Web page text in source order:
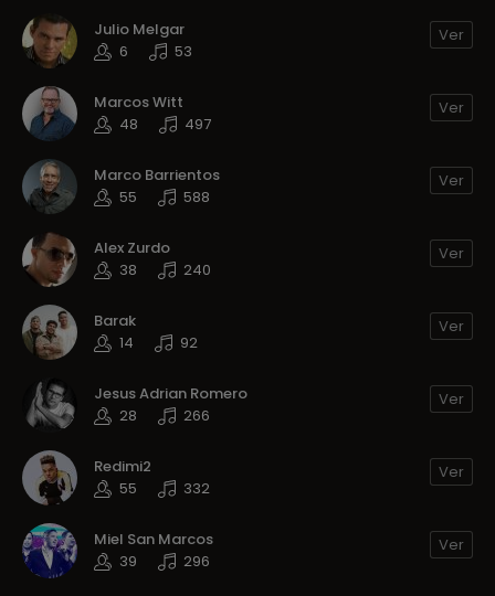
Julio Melgar
6
53
Ver
Marcos Witt
48
497
Ver
Marco Barrientos
55
588
Ver
Alex Zurdo
38
240
Ver
Barak
14
92
Ver
Jesus Adrian Romero
28
266
Ver
Redimi2
55
332
Ver
Miel San Marcos
39
296
Ver